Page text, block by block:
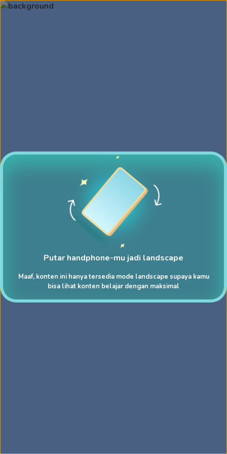
Putar handphone-mu jadi landscape
Maaf, konten ini hanya tersedia mode landscape supaya kamu
bisa lihat konten belajar dengan maksimal